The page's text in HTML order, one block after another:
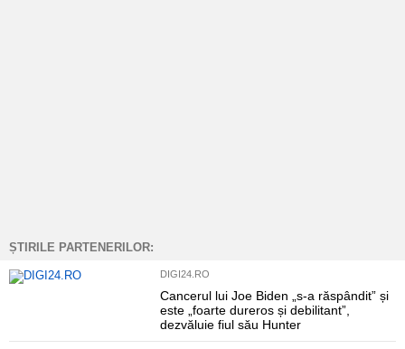
ȘTIRILE PARTENERILOR:
DIGI24.RO
Cancerul lui Joe Biden „s-a răspândit” și
este „foarte dureros și debilitant”,
dezvăluie fiul său Hunter